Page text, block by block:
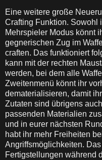
Eine weitere große
Crafting Funktion. Sowohl
Mehrspieler Modus könnt
gegnerischen Zug im
craften. Das funktioniert
kann mit der rechten
werden, bei dem alle
Zweitenmenü könnt ihr
dematerialisieren, damit
Zutaten sind übrigens
passenden Materialien
und in eurer nächsten
habt ihr mehr Freiheiten
Angriffsmöglichkeiten.
Fertigstellungen während